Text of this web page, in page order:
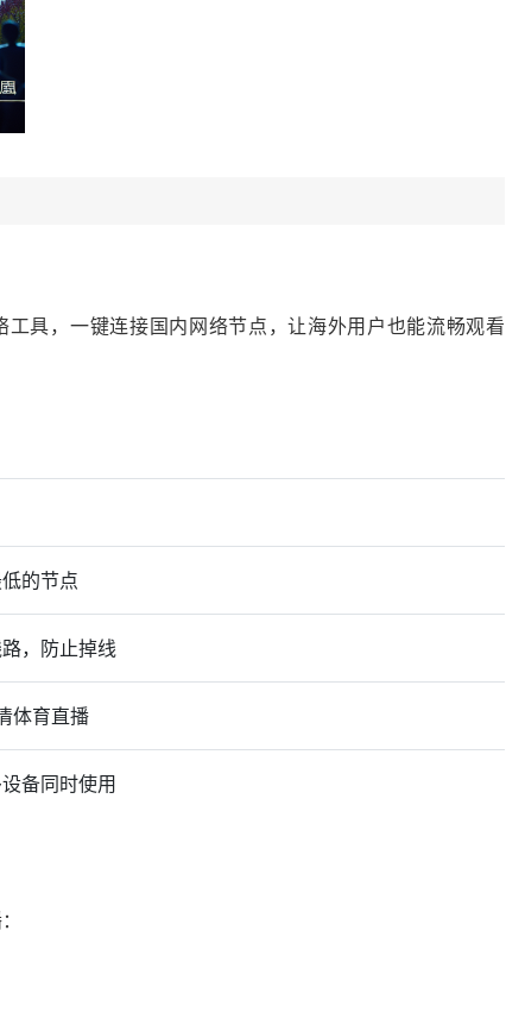
具，一键连接国内网络节点，让海外用户也能流畅观看
的节点
，防止掉线
体育直播
备同时使用